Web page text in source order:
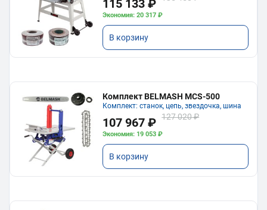
115 133 ₽
Экономия: 20 317 ₽
В корзину
Комплект BELMASH MCS-500
Комплект: станок, цепь, звездочка, шина
107 967 ₽ 127 020 ₽
Экономия: 19 053 ₽
В корзину